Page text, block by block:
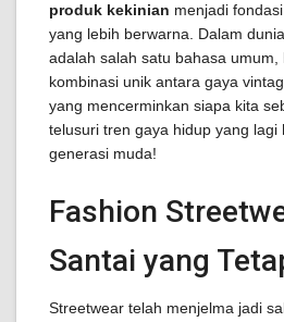
produk kekinian menjadi
yang lebih berwarna. Dalam
adalah salah satu bahasa umum,
kombinasi unik antara gaya
yang mencerminkan siapa kita
telusuri tren gaya hidup yang lagi
generasi muda!
Fashion
Santai yang
Streetwear telah menjelma jadi